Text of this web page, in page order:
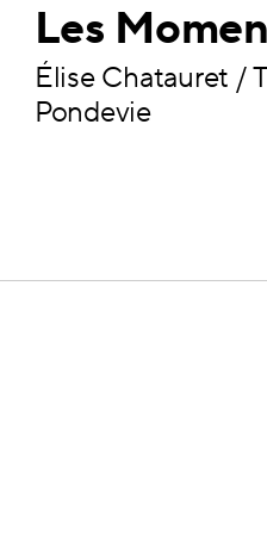
Les
Élise Chatauret /
Pondevie